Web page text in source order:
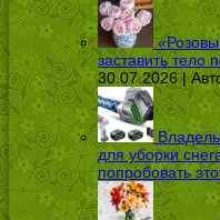
заставить тело
30.07.2026 |
для уборки
попробовать